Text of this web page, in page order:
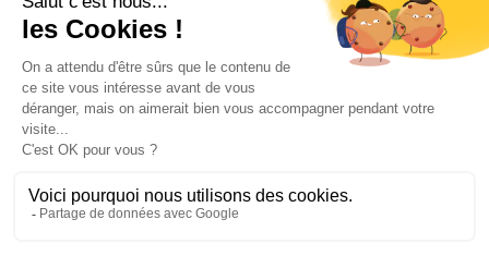
Politiques de confidentialitéPolitique cookies
Conditions générales d'utilisation